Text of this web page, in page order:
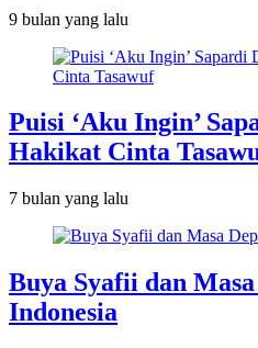
9 bulan yang lalu
Puisi ‘Aku Ingin’
Hakikat Cinta
7 bulan yang lalu
Buya Syafii dan
Indonesia